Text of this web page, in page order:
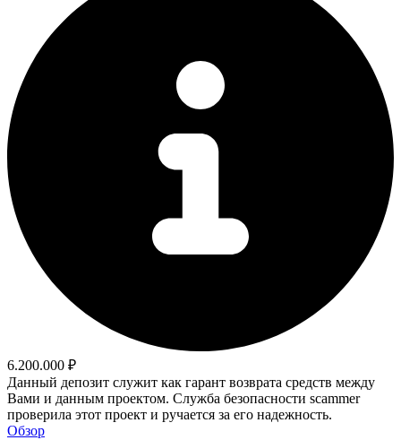
6.200.000 ₽
Данный депозит служит как гарант возврата средств между
Вами и данным проектом. Служба безопасности scammer
проверила этот проект и ручается за его надежность.
Обзор